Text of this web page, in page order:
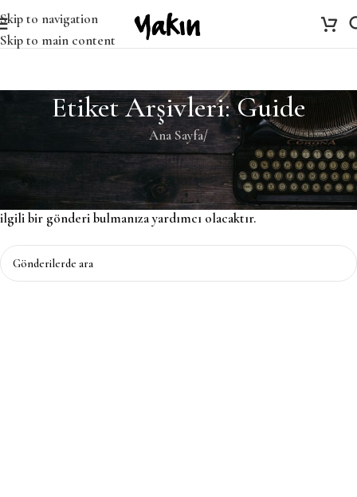
Skip to navigation
Skip to main content
Etiket Arşivleri: Guide
Ana Sayfa/
Bulunamadı
Özür dileriz, ancak sonuç bulunamadı. Belki ARAMA yapmak,
ilgili bir gönderi bulmanıza yardımcı olacaktır.